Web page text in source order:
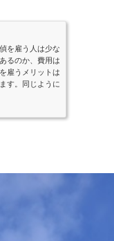
を雇う人は少な
るのか、費用は
雇うメリットは
す。同じように